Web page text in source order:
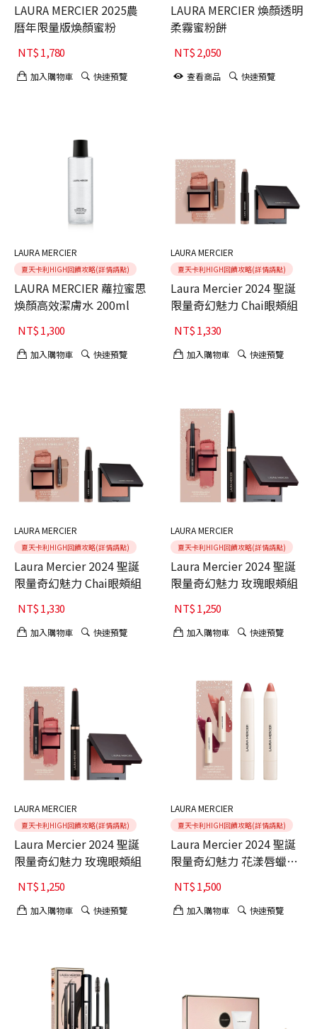
LAURA MERCIER 2025農
曆年限量版煥顏蜜粉
NT$1,780
加入購物車 快速預覽
LAURA MERCIER 煥顏透明
柔霧蜜粉餅
NT$2,050
查看商品 快速預覽
LAURA MERCIER
夏天卡利HIGH回饋攻略(詳情請點)
LAURA MERCIER 蘿拉蜜思
煥顏高效潔膚水 200ml
NT$1,300
加入購物車 快速預覽
LAURA MERCIER
夏天卡利HIGH回饋攻略(詳情請點)
Laura Mercier 2024 聖誕
限量奇幻魅力 Chai眼頰組
NT$1,330
加入購物車 快速預覽
LAURA MERCIER
夏天卡利HIGH回饋攻略(詳情請點)
Laura Mercier 2024 聖誕
限量奇幻魅力 Chai眼頰組
NT$1,330
加入購物車 快速預覽
LAURA MERCIER
夏天卡利HIGH回饋攻略(詳情請點)
Laura Mercier 2024 聖誕
限量奇幻魅力 玫瑰眼頰組
NT$1,250
加入購物車 快速預覽
LAURA MERCIER
夏天卡利HIGH回饋攻略(詳情請點)
Laura Mercier 2024 聖誕
限量奇幻魅力 玫瑰眼頰組
NT$1,250
加入購物車 快速預覽
LAURA MERCIER
夏天卡利HIGH回饋攻略(詳情請點)
Laura Mercier 2024 聖誕
限量奇幻魅力 花漾唇蠟筆
NT$1,500
加入購物車 快速預覽